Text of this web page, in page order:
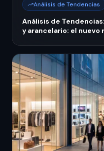
Análisis de Tendencias
Análisis de
y arancelario: el